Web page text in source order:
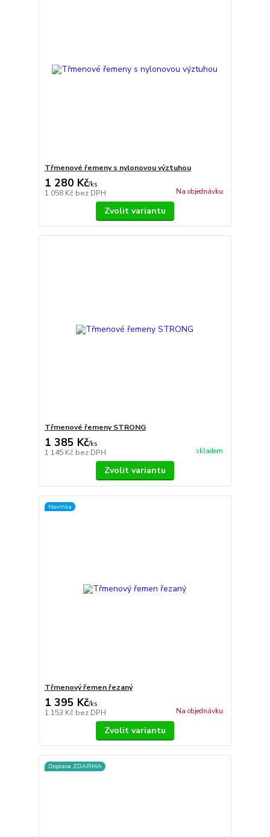
Třmenové řemeny s nylonovou výztuhou
1 280 Kč/ks
1 058 Kč bez DPH Na objednávku
Zvolit variantu
Třmenové řemeny STRONG
1 385 Kč/ks
1 145 Kč bez DPH skladem
Zvolit variantu
Novinka
Třmenový řemen řezaný
1 395 Kč/ks
1 153 Kč bez DPH Na objednávku
Zvolit variantu
Doprava ZDARMA